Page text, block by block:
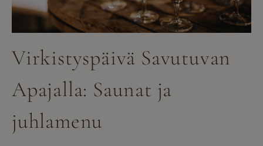
Virkistyspäivä Savutuvan
Apajalla: Saunat ja
juhlamenu